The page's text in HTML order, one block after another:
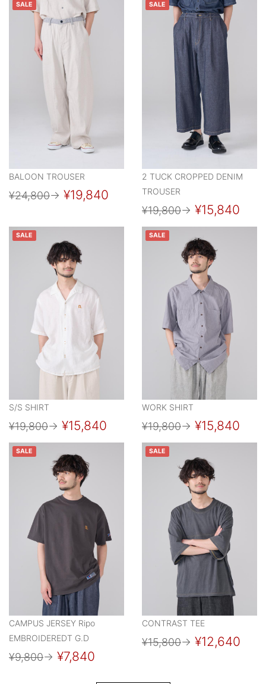
SALE
BALOON TROUSER
¥24,800→ ¥19,840
SALE
2 TUCK CROPPED DENIM
TROUSER
¥19,800→ ¥15,840
SALE
S/S SHIRT
¥19,800→ ¥15,840
SALE
WORK SHIRT
¥19,800→ ¥15,840
SALE
CAMPUS JERSEY Ripo
EMBROIDEREDT G.D
¥9,800→ ¥7,840
SALE
CONTRAST TEE
¥15,800→ ¥12,640